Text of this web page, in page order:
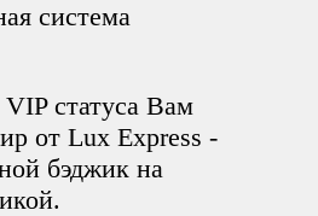
система
статуса Вам
от Lux Express -
бэджик на